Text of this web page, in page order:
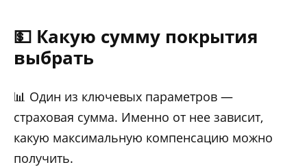
💵 Какую сумму покрытия
выбрать
📊 Один из ключевых параметров —
страховая сумма. Именно от нее зависит,
какую максимальную компенсацию можно
получить.